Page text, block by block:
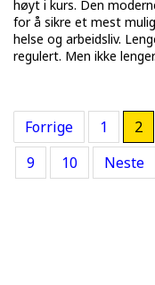
høyt i kurs. Den
for å sikre et mest
helse og arbeidsliv.
regulert. Men ikke
Forrige 1 2
9
10 Neste